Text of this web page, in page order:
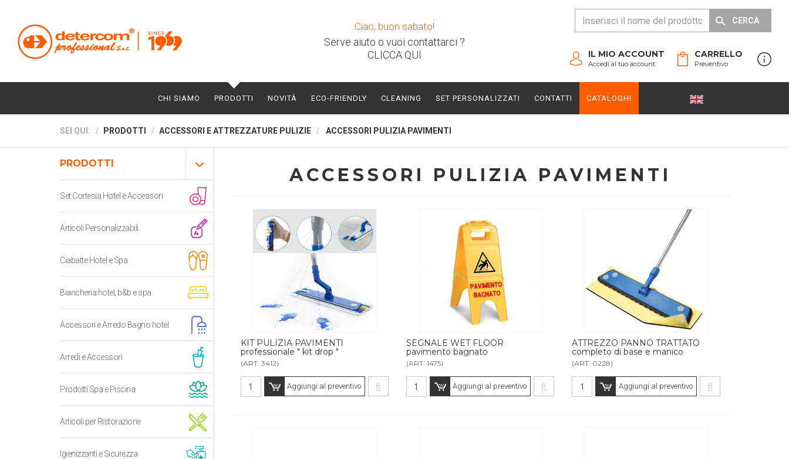
Ciao, buon sabato!
Serve aiuto o vuoi contattarci ?
CLICCA QUI
CERCA
CARRELLO
Preventivo
IL MIO ACCOUNT
Accedi al tuo account
CHI SIAMO PRODOTTI NOVITÀ ECO-FRIENDLY CLEANING SET PERSONALIZZATI CONTATTI CATALOGHI
SEI QUI: PRODOTTI ACCESSORI E ATTREZZATURE PULIZIE ACCESSORI PULIZIA PAVIMENTI
ACCESSORI PULIZIA PAVIMENTI
KIT PULIZIA PAVIMENTI
professionale " kit drop "
(ART. 3412)
Aggiungi al preventivo
SEGNALE WET FLOOR
pavimento bagnato
(ART. 1475)
Aggiungi al preventivo
ATTREZZO PANNO TRATTATO
completo di base e manico
(ART. 0228)
Aggiungi al preventivo
PRODOTTI
Set Cortesia Hotel e Accessori
Articoli Personalizzabili
Ciabatte Hotel e Spa
Biancheria hotel, b&b e spa
Accessori e Arredo Bagno hotel
Arredi e Accessori
Prodotti Spa e Piscina
Articoli per Ristorazione
Igienizzanti e Sicurezza